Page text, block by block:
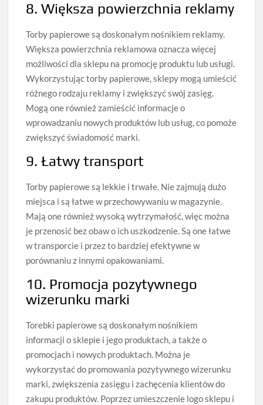
8. Większa powierzchnia reklamy
Torby papierowe są doskonałym nośnikiem reklamy.
Większa powierzchnia reklamowa oznacza więcej
możliwości dla sklepu na promocję produktu lub usługi.
Wykorzystując torby papierowe, sklepy mogą umieścić
różnego rodzaju reklamy i zwiększyć swój zasięg.
Mogą one również zamieścić informacje o
wprowadzaniu nowych produktów lub usług, co pomoże
zwiększyć świadomość marki.
9. Łatwy transport
Torby papierowe są lekkie i trwałe. Nie zajmują dużo
miejsca i są łatwe w przechowywaniu w magazynie.
Mają one również wysoką wytrzymałość, więc można
je przenosić bez obaw o ich uszkodzenie. Są one łatwe
w transporcie i przez to bardziej efektywne w
porównaniu z innymi opakowaniami.
10. Promocja pozytywnego
wizerunku marki
Torebki papierowe są doskonałym nośnikiem
informacji o sklepie i jego produktach, a także o
promocjach i nowych produktach. Można je
wykorzystać do promowania pozytywnego wizerunku
marki, zwiększenia zasięgu i zachęcenia klientów do
zakupu produktów. Poprzez umieszczenie logo sklepu i